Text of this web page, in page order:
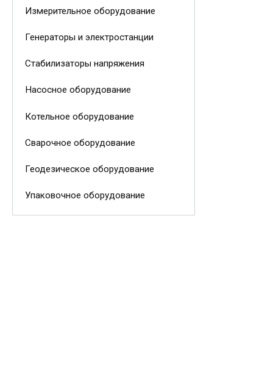
Измерительное оборудование
Генераторы и электростанции
Стабилизаторы напряжения
Насосное оборудование
Котельное оборудование
Сварочное оборудование
Геодезическое оборудование
Упаковочное оборудование